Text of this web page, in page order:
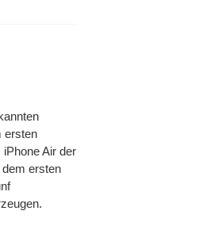
ersten
Air der
ersten